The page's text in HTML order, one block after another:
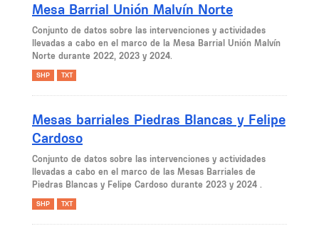
Mesa Barrial Unión Malvín Norte
Conjunto de datos sobre las intervenciones y actividades
llevadas a cabo en el marco de la Mesa Barrial Unión Malvín
Norte durante 2022, 2023 y 2024.
SHP TXT
Mesas barriales Piedras Blancas y Felipe
Cardoso
Conjunto de datos sobre las intervenciones y actividades
llevadas a cabo en el marco de las Mesas Barriales de
Piedras Blancas y Felipe Cardoso durante 2023 y 2024 .
SHP TXT